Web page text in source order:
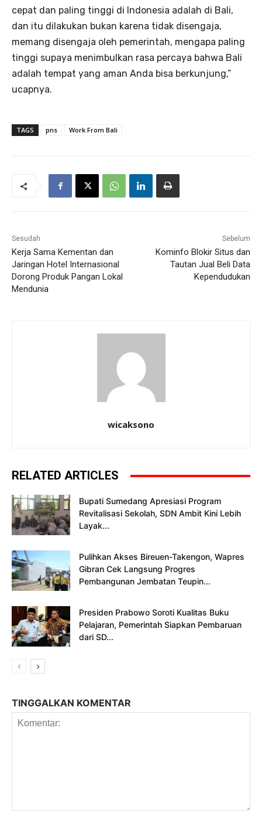
cepat dan paling tinggi di Indonesia adalah di Bali,
dan itu dilakukan bukan karena tidak disengaja,
memang disengaja oleh pemerintah, mengapa paling
tinggi supaya menimbulkan rasa percaya bahwa Bali
adalah tempat yang aman Anda bisa berkunjung,”
ucapnya.
TAGS pns Work From Bali
Sesudah
Kerja Sama Kementan dan
Jaringan Hotel Internasional
Dorong Produk Pangan Lokal
Mendunia
Sebelum
Kominfo Blokir Situs dan
Tautan Jual Beli Data
Kependudukan
wicaksono
RELATED ARTICLES
Bupati Sumedang Apresiasi Program
Revitalisasi Sekolah, SDN Ambit Kini Lebih
Layak...
Pulihkan Akses Bireuen-Takengon, Wapres
Gibran Cek Langsung Progres
Pembangunan Jembatan Teupin...
Presiden Prabowo Soroti Kualitas Buku
Pelajaran, Pemerintah Siapkan Pembaruan
dari SD...
TINGGALKAN KOMENTAR